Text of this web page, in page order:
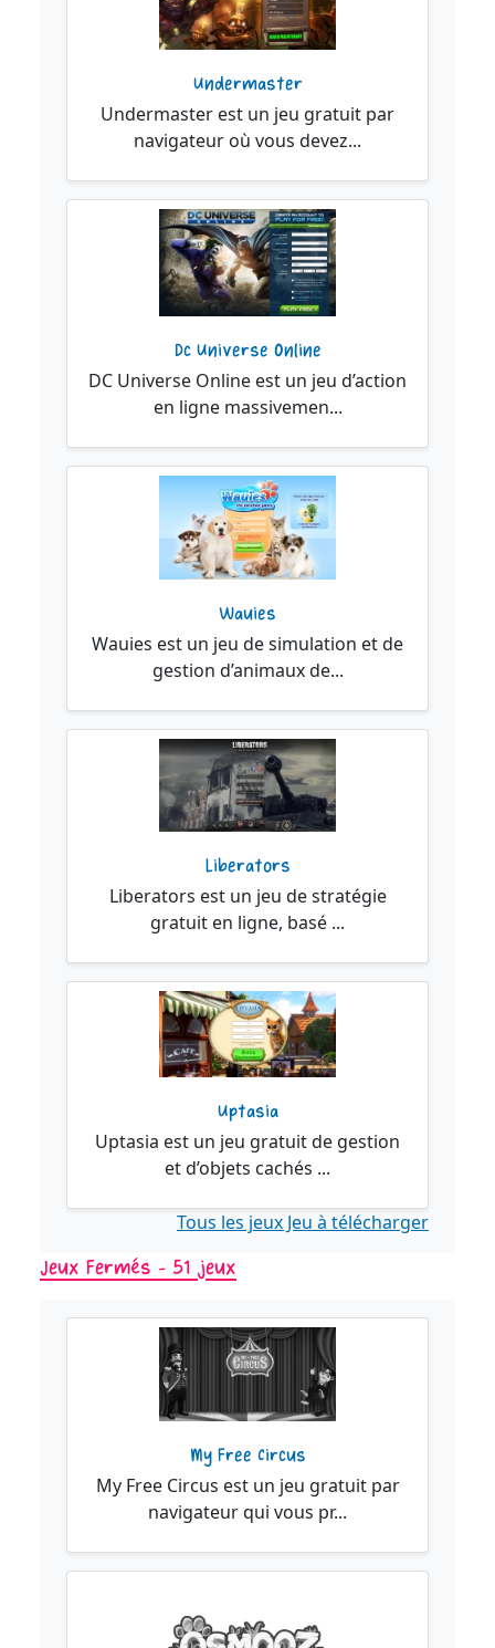
Undermaster
Undermaster est un jeu gratuit par
navigateur où vous devez...
Dc Universe Online
DC Universe Online est un jeu d’action
en ligne massivemen...
Wauies
Wauies est un jeu de simulation et de
gestion d’animaux de...
Liberators
Liberators est un jeu de stratégie
gratuit en ligne, basé ...
Uptasia
Uptasia est un jeu gratuit de gestion
et d’objets cachés ...
Tous les jeux Jeu à télécharger
Jeux Fermés - 51 jeux
My Free Circus
My Free Circus est un jeu gratuit par
navigateur qui vous pr...